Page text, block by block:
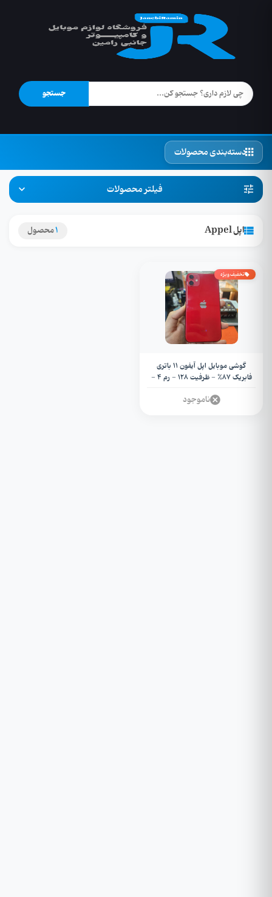
جستجو
دسته‌بندی محصولات
فیلتر محصولات
اپل Appel 1محصول
تخفیف ویژه
گوشی موبایل اپل آیفون 11 باتری
فابریک 87% - ظرفیت 128 - رم 4 -
ناموجود